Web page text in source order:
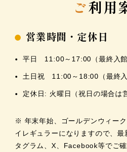
ご 利用
営業時間・定休日
平日 11:00～17:00（最終入館
土日祝 11:00～18:00（最終入
定休日: 火曜日（祝日の場合は
※ 年末年始、ゴールデンウィー
イレギュラーになりますので、
タグラム、X、Facebook等でご確